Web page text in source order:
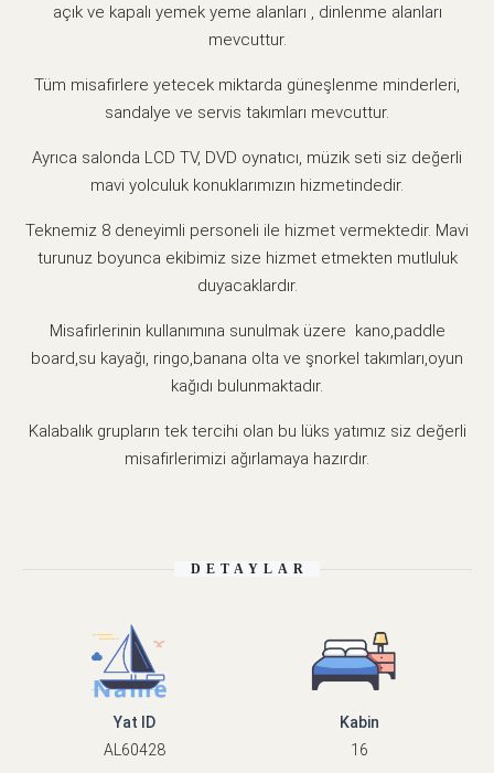
açık ve kapalı yemek yeme alanları , dinlenme alanları
mevcuttur.
Tüm misafirlere yetecek miktarda güneşlenme minderleri,
sandalye ve servis takımları mevcuttur.
Ayrıca salonda LCD TV, DVD oynatıcı, müzik seti siz değerli
mavi yolculuk konuklarımızın hizmetindedir.
Teknemiz 8 deneyimli personeli ile hizmet vermektedir. Mavi
turunuz boyunca ekibimiz size hizmet etmekten mutluluk
duyacaklardır.
Misafirlerinin kullanımına sunulmak üzere kano,paddle
board,su kayağı, ringo,banana olta ve şnorkel takımları,oyun
kağıdı bulunmaktadır.
Kalabalık grupların tek tercihi olan bu lüks yatımız siz değerli
misafirlerimizi ağırlamaya hazırdır.
DETAYLAR
Yat ID
AL60428
Kabin
16